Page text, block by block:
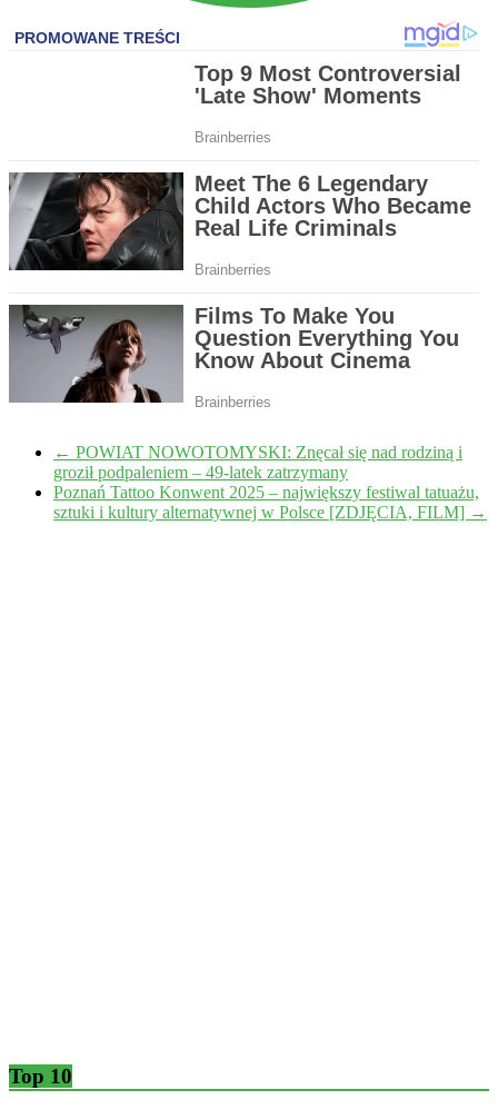
← POWIAT NOWOTOMYSKI: Znęcał się nad rodziną i
groził podpaleniem – 49-latek zatrzymany
Poznań Tattoo Konwent 2025 – największy festiwal tatuażu,
sztuki i kultury alternatywnej w Polsce [ZDJĘCIA, FILM] →
Top 10